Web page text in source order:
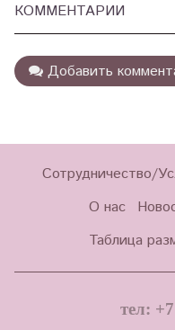
КОММЕНТАРИИ
Добавить
Сотрудничество/
О нас
Таблица
тел: